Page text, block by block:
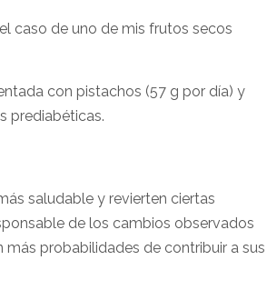
caso de uno de mis frutos secos
con pistachos (57 g por día) y
prediabéticas.
saludable y revierten ciertas
de los cambios observados
probabilidades de contribuir a sus